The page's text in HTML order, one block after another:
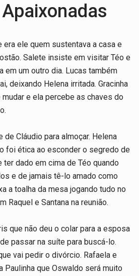
era ele quem sustentava a casa e
Salete insiste em visitar Téo e
em um outro dia. Lucas também
deixando Helena irritada. Gracinha
e ela percebe as chaves do
Cláudio para almoçar. Helena
foi ética ao esconder o segredo de
ter dado em cima de Téo quando
e de jamais tê-lo amado como
a toalha da mesa jogando tudo no
Raquel e Santana na reunião.
que não deu o colar para a esposa
passar na suíte para buscá-lo.
vai pedir o divórcio. Rafaela e
Paulinha que Oswaldo será muito